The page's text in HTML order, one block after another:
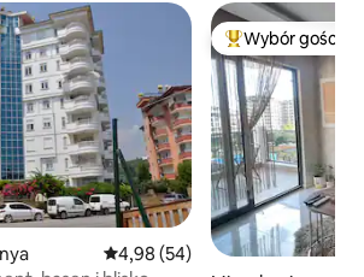
z kategorii Wybór gości
Średnia ocena: 4,98 na 5,
4,98 (54)
Wybór gości